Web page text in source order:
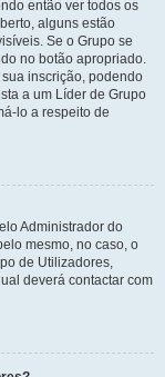
então ver todos os
alguns estão
Se o Grupo se
no botão apropriado.
inscrição, podendo
a um Líder de Grupo
lo a respeito de
Administrador do
mesmo, no caso, o
de Utilizadores,
deverá contactar com